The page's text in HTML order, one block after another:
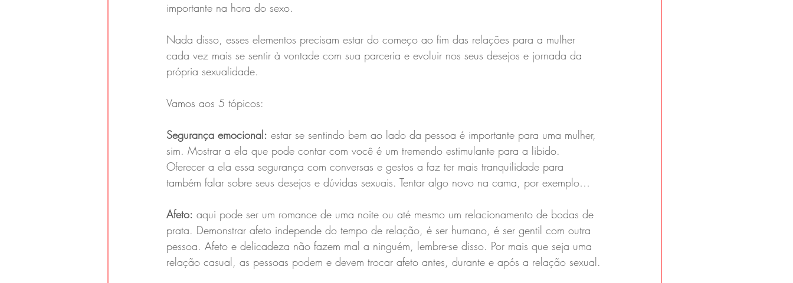
importante na hora do sexo.
Nada disso, esses elementos precisam estar do começo ao fim das relações para a mulher
cada vez mais se sentir à vontade com sua parceria e evoluir nos seus desejos e jornada da
própria sexualidade.
Vamos aos 5 tópicos:
Segurança emocional: estar se sentindo bem ao lado da pessoa é importante para uma mulher,
sim. Mostrar a ela que pode contar com você é um tremendo estimulante para a libido.
Oferecer a ela essa segurança com conversas e gestos a faz ter mais tranquilidade para
também falar sobre seus desejos e dúvidas sexuais. Tentar algo novo na cama, por exemplo…
Afeto: aqui pode ser um romance de uma noite ou até mesmo um relacionamento de bodas de
prata. Demonstrar afeto independe do tempo de relação, é ser humano, é ser gentil com outra
pessoa. Afeto e delicadeza não fazem mal a ninguém, lembre-se disso. Por mais que seja uma
relação casual, as pessoas podem e devem trocar afeto antes, durante e após a relação sexual.